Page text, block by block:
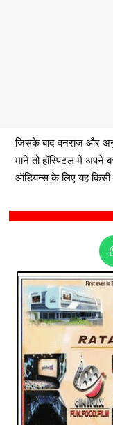
जिसके बाद वनराज और
माने तो हॉस्पिटल में अपने
ऑडियन्स के लिए यह